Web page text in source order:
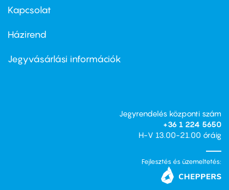
firstKapcsolat
Footer
second
Házirend
Jegyvásárlási információk
Jegyrendelés központi szám
+36 1 224 5650
H-V 13.00-21.00 óráig
Fejlesztés és üzemeltetés: